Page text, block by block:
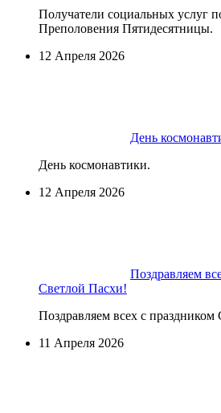
Получатели социальных услуг
Преполовения Пятидесятницы.
12 Апреля 2026
День
День космонавтики.
12 Апреля 2026
Поздравляем
Светлой Пасхи!
Поздравляем всех с
11 Апреля 2026